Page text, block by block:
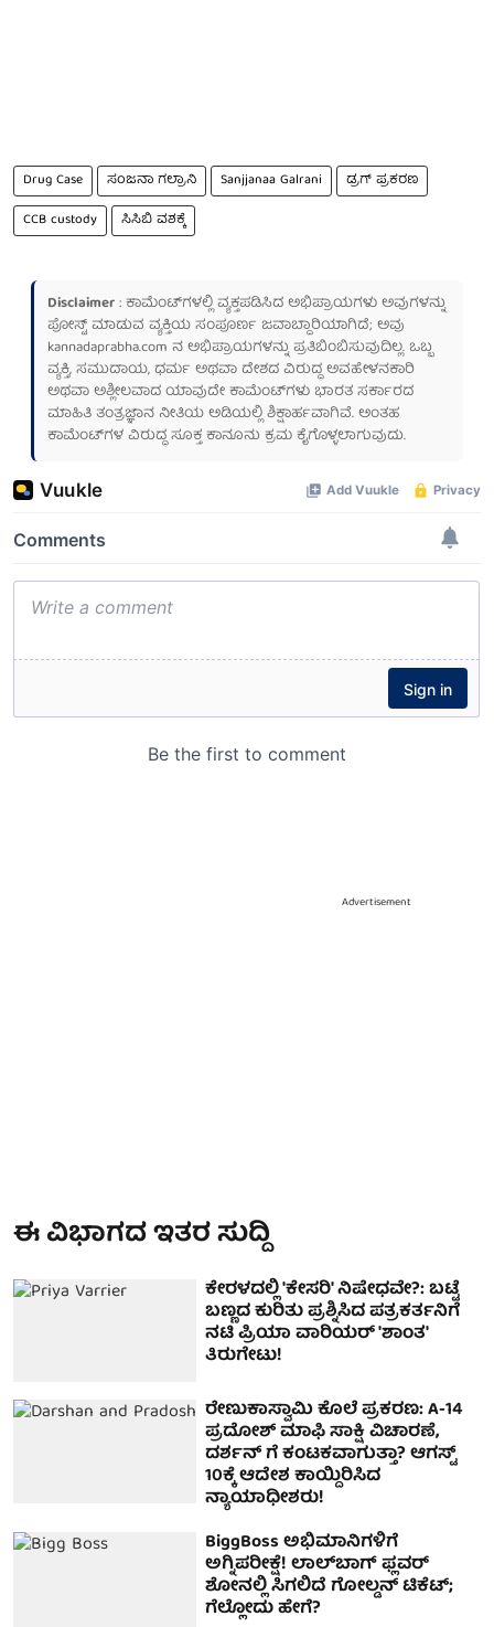
Drug Case ಸಂಜನಾ ಗಲ್ರಾನಿ Sanjjanaa Galrani
ಡ್ರಗ್ ಪ್ರಕರಣ
CCB custody
ಸಿಸಿಬಿ ವಶಕ್ಕೆ
Disclaimer: ಕಾಮೆಂಟ್‌ಗಳಲ್ಲಿ ವ್ಯಕ್ತಪಡಿಸಿದ ಅಭಿಪ್ರಾಯಗಳು ಅವುಗಳನ್ನು
ಪೋಸ್ಟ್ ಮಾಡುವ ವ್ಯಕ್ತಿಯ ಸಂಪೂರ್ಣ ಜವಾಬ್ದಾರಿಯಾಗಿದೆ; ಅವು
kannadaprabha.com ನ ಅಭಿಪ್ರಾಯಗಳನ್ನು ಪ್ರತಿಬಿಂಬಿಸುವುದಿಲ್ಲ. ಒಬ್ಬ
ವ್ಯಕ್ತಿ, ಸಮುದಾಯ, ಧರ್ಮ ಅಥವಾ ದೇಶದ ವಿರುದ್ಧ ಅವಹೇಳನಕಾರಿ
ಅಥವಾ ಅಶ್ಲೀಲವಾದ ಯಾವುದೇ ಕಾಮೆಂಟ್‌ಗಳು ಭಾರತ ಸರ್ಕಾರದ
ಮಾಹಿತಿ ತಂತ್ರಜ್ಞಾನ ನೀತಿಯ ಅಡಿಯಲ್ಲಿ ಶಿಕ್ಷಾರ್ಹವಾಗಿವೆ. ಅಂತಹ
ಕಾಮೆಂಟ್‌ಗಳ ವಿರುದ್ಧ ಸೂಕ್ತ ಕಾನೂನು ಕ್ರಮ ಕೈಗೊಳ್ಳಲಾಗುವುದು.
Advertisement
ಈ ವಿಭಾಗದ ಇತರ ಸುದ್ದಿ
ಕೇರಳದಲ್ಲಿ 'ಕೇಸರಿ' ನಿಷೇಧವೇ?: ಬಟ್ಟೆ
ಬಣ್ಣದ ಕುರಿತು ಪ್ರಶ್ನಿಸಿದ ಪತ್ರಕರ್ತನಿಗೆ
ನಟಿ ಪ್ರಿಯಾ ವಾರಿಯರ್ 'ಶಾಂತ'
ತಿರುಗೇಟು!
ರೇಣುಕಾಸ್ವಾಮಿ ಕೊಲೆ ಪ್ರಕರಣ: A-14
ಪ್ರದೋಶ್ ಮಾಫಿ ಸಾಕ್ಷಿ ವಿಚಾರಣೆ,
ದರ್ಶನ್ ಗೆ ಕಂಟಕವಾಗುತ್ತಾ? ಆಗಸ್ಟ್
10ಕ್ಕೆ ಆದೇಶ ಕಾಯ್ದಿರಿಸಿದ
ನ್ಯಾಯಾಧೀಶರು!
BiggBoss ಅಭಿಮಾನಿಗಳಿಗೆ
ಅಗ್ನಿಪರೀಕ್ಷೆ! ಲಾಲ್‌ಬಾಗ್ ಫ್ಲವರ್
ಶೋನಲ್ಲಿ ಸಿಗಲಿದೆ ಗೋಲ್ಡನ್ ಟಿಕೆಟ್;
ಗೆಲ್ಲೋದು ಹೇಗೆ?